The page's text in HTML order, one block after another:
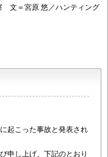
文＝宮原 悠／ハンティング
起こった事故と発表され
申し上げ、下記のとおり